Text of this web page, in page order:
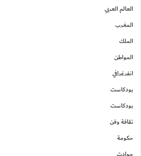
العالم العربي
المغرب
الملك
المواطن
انفرغرافي
بودكاست
بودكاست
ثقافة وفن
حكومة